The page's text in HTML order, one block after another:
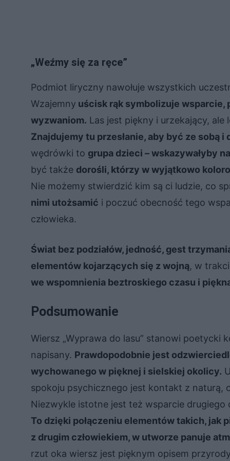
„Weźmy się za ręce”
Podmiot liryczny nawołuje wszystkich
Wzajemny uścisk rąk symbolizuje wsparcie,
wyzwaniom. Las jest piękny i urzekający,
Znajdujemy tu przesłanie, aby być ze sobą i
wędrówki to grupa dzieci – wskazywałyby
być także dorośli, którzy w wyjątkowo
Nie możemy stwierdzić kim są ci ludzie, co
nimi utożsamić i poczuć obecność tego
człowieka.
Świat bez podziałów, jedność, gest
elementów kojarzących się z wojną, w
we wspomnienia beztroskiego czasu i
Podsumowanie
Wiersz „Wyprawa do lasu” stanowi
napisany. Prawdopodobnie jest
wychowanego w pięknej i sielskiej okolicy.
spokoju psychicznego jest kontakt z naturą,
Niezwykle istotne jest też wsparcie drugiego
To dzięki połączeniu elementów takich, jak
z drugim człowiekiem, w utworze panuje
rzut oka wiersz jest pięknym opisem